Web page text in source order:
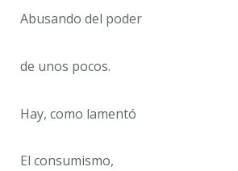
Abusando del poder
de unos pocos.
Hay, como lamentó
El consumismo,